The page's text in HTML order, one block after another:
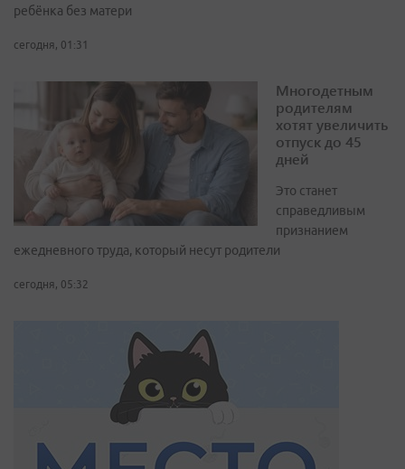
ребёнка без матери
сегодня, 01:31
Многодетным
родителям
хотят увеличить
отпуск до 45
дней
Это станет
справедливым
признанием
ежедневного труда, который несут родители
сегодня, 05:32